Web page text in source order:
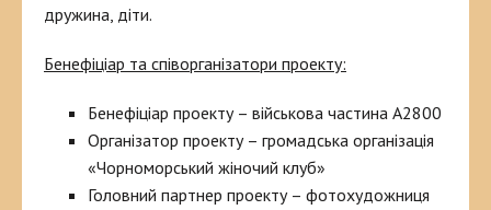
дружина, діти.
Бенефіціар та співорганізатори проекту:
Бенефіціар проекту – військова частина А2800
Організатор проекту – громадська організація
«Чорноморський жіночий клуб»
Головний партнер проекту – фотохудожниця